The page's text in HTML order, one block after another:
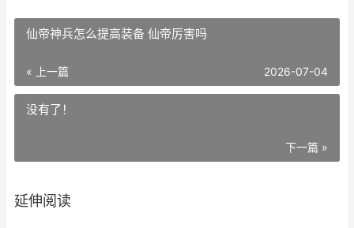
仙帝神兵怎么提高装备 仙帝厉害吗
« 上一篇 2026-07-04
没有了！
下一篇 »
延伸阅读